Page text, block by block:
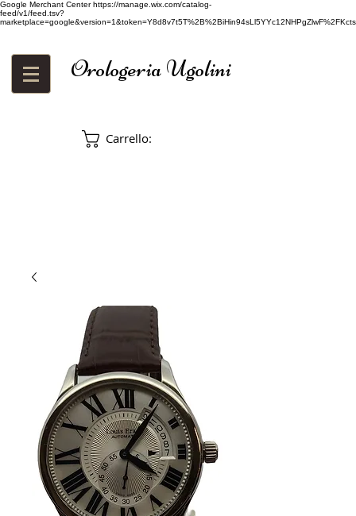
Google Merchant Centerhttps://manage.wix.com/catalog-
feed/v1/feed.tsv?
Orologeria Ugolini
Carrello: